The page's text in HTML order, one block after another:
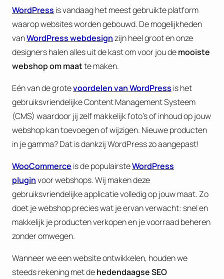
WordPress is vandaag het meest gebruikte platform
waarop websites worden gebouwd. De mogelijkheden
vanWordPress webdesignzijn heel groot en onze
designers halen alles uit de kast om voor jou demooiste
webshop om maatte maken.
Eén van de grotevoordelen van WordPress is het
gebruiksvriendelijke Content Management Systeem
(CMS) waardoor jij zelf makkelijk foto’s of inhoud op jouw
webshop kan toevoegen of wijzigen. Nieuwe producten
in je gamma? Dat is dankzij WordPress zo aangepast!
WooCommerce is de populairsteWordPress
pluginvoor webshops. Wij maken deze
gebruiksvriendelijke applicatie volledig op jouw maat. Zo
doet je webshop precies wat je ervan verwacht: snel en
makkelijk je producten verkopen en je voorraad beheren
zonder omwegen.
Wanneer we een website ontwikkelen, houden we
steeds rekening met dehedendaagseSEO